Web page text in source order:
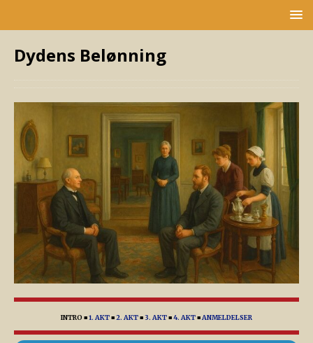
Dydens Belønning
INTRO ■1. AKT■2. AKT■3. AKT■4. AKT■ANMELDELSER